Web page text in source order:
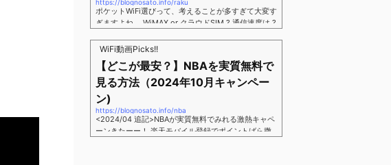
さんキャンペーン／2回線目以降でもOK再契約でもで
もOK背水の陣の楽天モバイル。ついに「最後の賭
け」とも思えるポイントばら撒きキャンペーンを発動
してきました。■キャンペーン概要三木谷社長の特別
招待ページから楽天モバイ...
https://blognosato.info/raku
ポケットWiFi選びって、考えることが多すぎて大変す
ぎますよね。 WiMAX or クラウドSIM ? 通信速度は ?
負担は ?もう知らん、って感じですよね。私もWiFi関
連のメディアを3年間運用してきましたが「結局みん
なコレでいいのでは？」という結論にいたりました。
ということで、「ポケットWiFi選びに疲れた」「結局
どれがいいのか分からない」と言う人向けに【最終
解】を用意しました。ポケットWiFiのヘビーユーザー
視点で「90％の人はこれだけでいいやん」というも
のなので、「多...
WiFi動画Picks!!
【どこが最安？】NBAを実質無料で
見る方法（2024年10月キャンペー
ン)
https://blognosato.info/nba
<2024/04 追記>NBAが実質無料でみれる激熱キャペ
ーンきたーー！ 楽天モバイル登録でポイントばら撒